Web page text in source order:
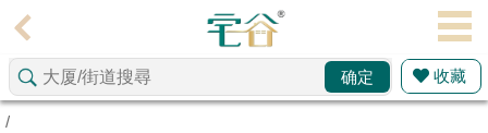
理
主
确定 收藏
/